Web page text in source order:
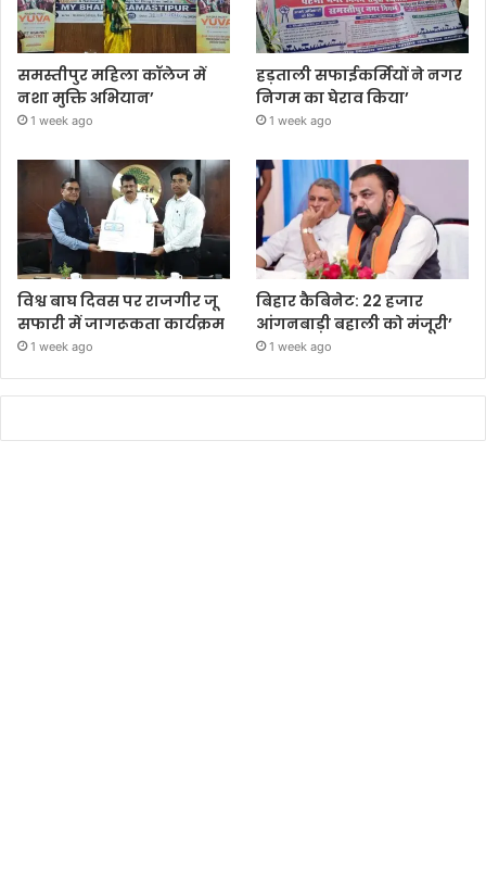
समस्तीपुर महिला कॉलेज में
नशा मुक्ति अभियान’
1 week ago
हड़ताली सफाईकर्मियों ने नगर
निगम का घेराव किया’
1 week ago
विश्व बाघ दिवस पर राजगीर जू
सफारी में जागरूकता कार्यक्रम
1 week ago
बिहार कैबिनेट: 22 हजार
आंगनबाड़ी बहाली को मंजूरी’
1 week ago